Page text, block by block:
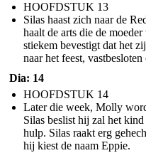
HOOFDSTUK 13
Silas haast zich naar de
haalt de arts die de
stiekem bevestigt dat het
naar het feest,
Dia: 14
HOOFDSTUK 14
Later die week, Molly
Silas beslist hij zal het
hulp. Silas raakt erg
hij kiest de naam Eppie.